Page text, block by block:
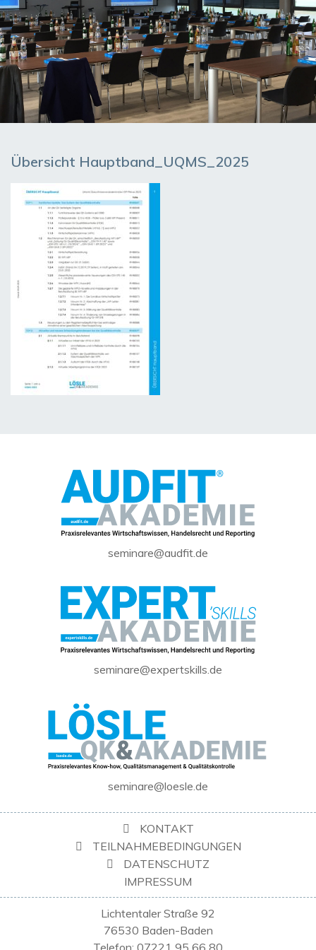
Übersicht Hauptband_UQMS_2025
seminare@audfit.de
seminare@expertskills.de
seminare@loesle.de
KONTAKT
TEILNAHMEBEDINGUNGEN
DATENSCHUTZ
IMPRESSUM
Lichtentaler Straße 92
76530 Baden-Baden
Telefon: 07221 95 66 80